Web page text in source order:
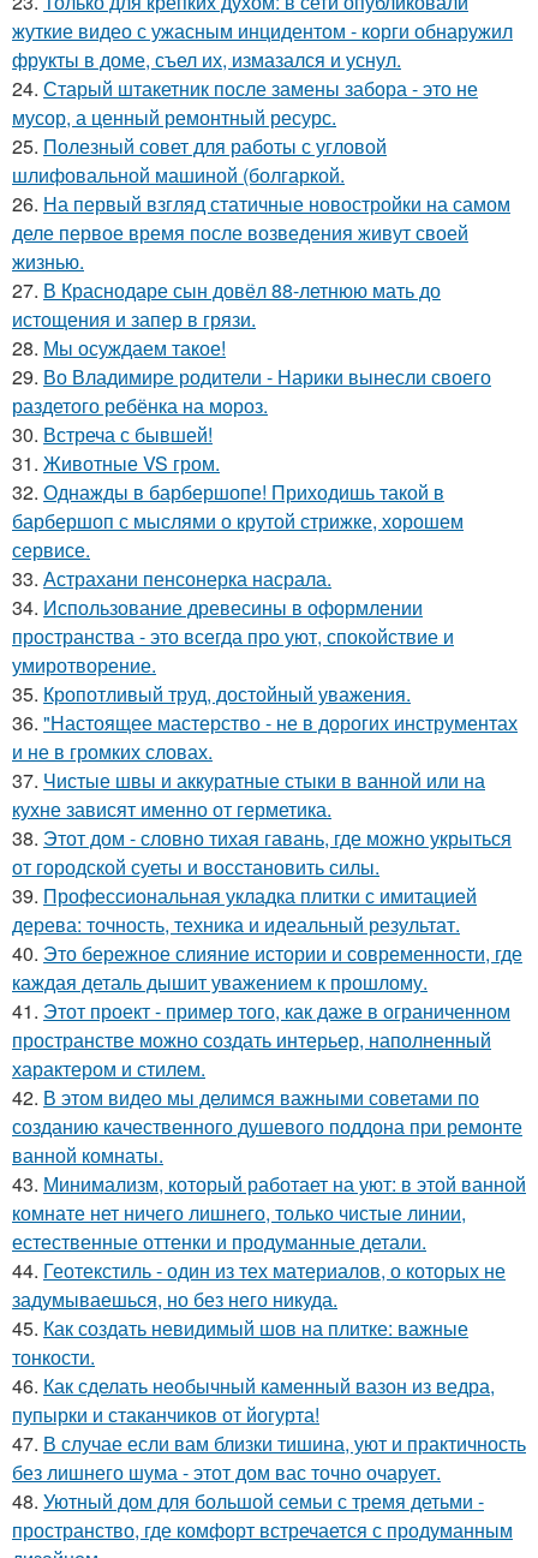
жуткие видео с ужасным инцидентом - корги обнаружил
фрукты в доме, съел их, измазался и уснул.
24. Старый штакетник после замены забора - это не
мусор, а ценный ремонтный ресурс.
25. Полезный совет для работы с угловой
шлифовальной машиной (болгаркой.
26. На первый взгляд статичные новостройки на самом
деле первое время после возведения живут своей
жизнью.
27. В Краснодаре сын довёл 88-летнюю мать до
истощения и запер в грязи.
28. Мы осуждаем такое!
29. Во Владимире родители - Нарики вынесли своего
раздетого ребёнка на мороз.
30. Встреча с бывшей!
31. Животные VS гром.
32. Однажды в барбершопе! Приходишь такой в
барбершоп с мыслями о крутой стрижке, хорошем
сервисе.
33. Астрахани пенсонерка насрала.
34. Использование древесины в оформлении
пространства - это всегда про уют, спокойствие и
умиротворение.
35. Кропотливый труд, достойный уважения.
36. "Настоящее мастерство - не в дорогих инструментах
и не в громких словах.
37. Чистые швы и аккуратные стыки в ванной или на
кухне зависят именно от герметика.
38. Этот дом - словно тихая гавань, где можно укрыться
от городской суеты и восстановить силы.
39. Профессиональная укладка плитки с имитацией
дерева: точность, техника и идеальный результат.
40. Это бережное слияние истории и современности, где
каждая деталь дышит уважением к прошлому.
41. Этот проект - пример того, как даже в ограниченном
пространстве можно создать интерьер, наполненный
характером и стилем.
42. В этом видео мы делимся важными советами по
созданию качественного душевого поддона при ремонте
ванной комнаты.
43. Минимализм, который работает на уют: в этой ванной
комнате нет ничего лишнего, только чистые линии,
естественные оттенки и продуманные детали.
44. Геотекстиль - один из тех материалов, о которых не
задумываешься, но без него никуда.
45. Как создать невидимый шов на плитке: важные
тонкости.
46. Как сделать необычный каменный вазон из ведра,
пупырки и стаканчиков от йогурта!
47. В случае если вам близки тишина, уют и практичность
без лишнего шума - этот дом вас точно очарует.
48. Уютный дом для большой семьи с тремя детьми -
пространство, где комфорт встречается с продуманным